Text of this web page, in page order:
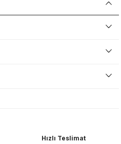
Hızlı Teslimat